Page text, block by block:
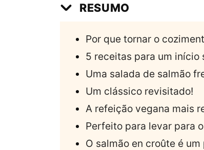
RESUMO
Por que tornar o
5 receitas para um início
Uma salada de salmão
Um clássico revisitado!
A refeição vegana mais
Perfeito para levar para
O salmão en croûte é